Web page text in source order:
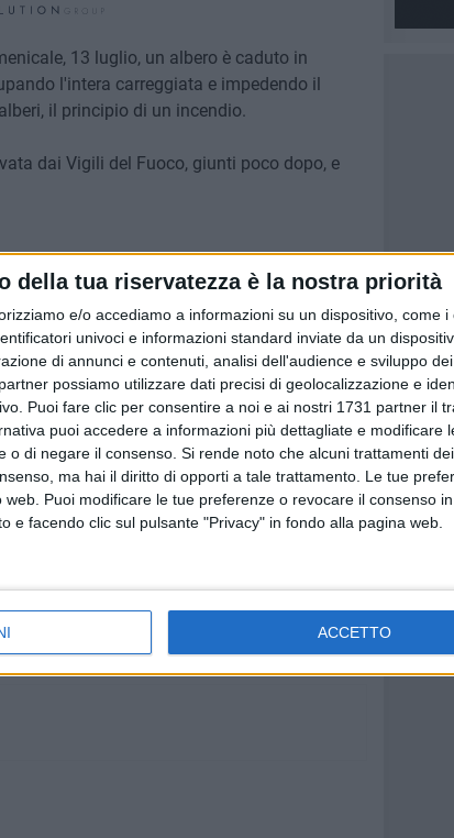
della tua riservatezza è la nostra priorità
e/o accediamo a informazioni su un dispositivo, come i
univoci e informazioni standard inviate da un
di annunci e contenuti, analisi dell'audience e sviluppo dei
possiamo utilizzare dati precisi di geolocalizzazione e
Puoi fare clic per consentire a noi e ai nostri 1731 partner il
puoi accedere a informazioni più dettagliate e modificare
o di negare il consenso. Si rende noto che alcuni trattamenti
ma hai il diritto di opporti a tale trattamento. Le tue
Puoi modificare le tue preferenze o revocare il consenso
e facendo clic sul pulsante "Privacy" in fondo alla pagina web.
ACCETTO
13 luglio, un albero è caduto in
l'intera carreggiata e impedendo il
il principio di un incendio.
dai Vigili del Fuoco, giunti poco dopo, e
Terlizzi arriva un milione e
mezzo di euro